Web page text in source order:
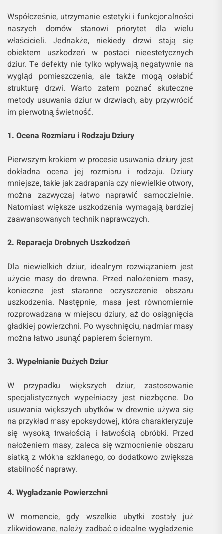
Współcześnie, utrzymanie estetyki i funkcjonalności
naszych domów stanowi priorytet dla wielu
właścicieli. Jednakże, niekiedy drzwi stają się
obiektem uszkodzeń w postaci nieestetycznych
dziur. Te defekty nie tylko wpływają negatywnie na
wygląd pomieszczenia, ale także mogą osłabić
strukturę drzwi. Warto zatem poznać skuteczne
metody usuwania dziur w drzwiach, aby przywrócić
im pierwotną świetność.
1. Ocena Rozmiaru i Rodzaju Dziury
Pierwszym krokiem w procesie usuwania dziury jest
dokładna ocena jej rozmiaru i rodzaju. Dziury
mniejsze, takie jak zadrapania czy niewielkie otwory,
można zazwyczaj łatwo naprawić samodzielnie.
Natomiast większe uszkodzenia wymagają bardziej
zaawansowanych technik naprawczych.
2. Reparacja Drobnych Uszkodzeń
Dla niewielkich dziur, idealnym rozwiązaniem jest
użycie masy do drewna. Przed nałożeniem masy,
konieczne jest staranne oczyszczenie obszaru
uszkodzenia. Następnie, masa jest równomiernie
rozprowadzana w miejscu dziury, aż do osiągnięcia
gładkiej powierzchni. Po wyschnięciu, nadmiar masy
można łatwo usunąć papierem ściernym.
3. Wypełnianie Dużych Dziur
W przypadku większych dziur, zastosowanie
specjalistycznych wypełniaczy jest niezbędne. Do
usuwania większych ubytków w drewnie używa się
na przykład masy epoksydowej, która charakteryzuje
się wysoką trwałością i łatwością obróbki. Przed
nałożeniem masy, zaleca się wzmocnienie obszaru
siatką z włókna szklanego, co dodatkowo zwiększa
stabilność naprawy.
4. Wygładzanie Powierzchni
W momencie, gdy wszelkie ubytki zostały już
zlikwidowane, należy zadbać o idealne wygładzenie